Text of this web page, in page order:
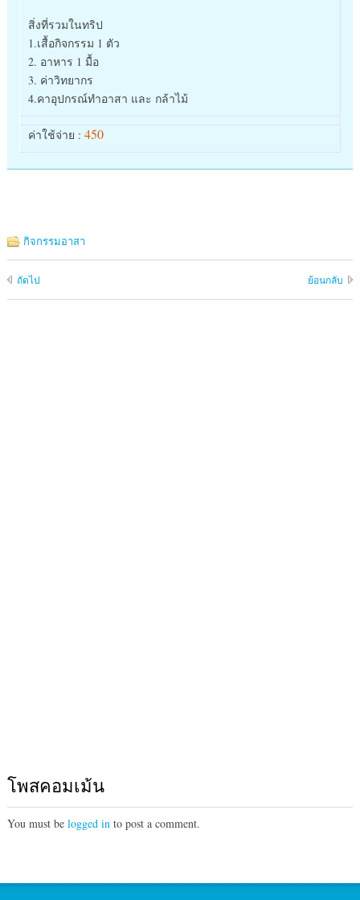
สิ่งที่รวมในทริป
1.เสื้อกิจกรรม 1 ตัว
2. อาหาร 1 มื้อ
3. ค่าวิทยากร
4.คาอุปกรณ์ทำอาสา และ กล้าไม้
ค่าใช้จ่าย : 450
กิจกรรมอาสา
ถัดไป ย้อนกลับ
โพสคอมเม้น
You must be logged into post a comment.